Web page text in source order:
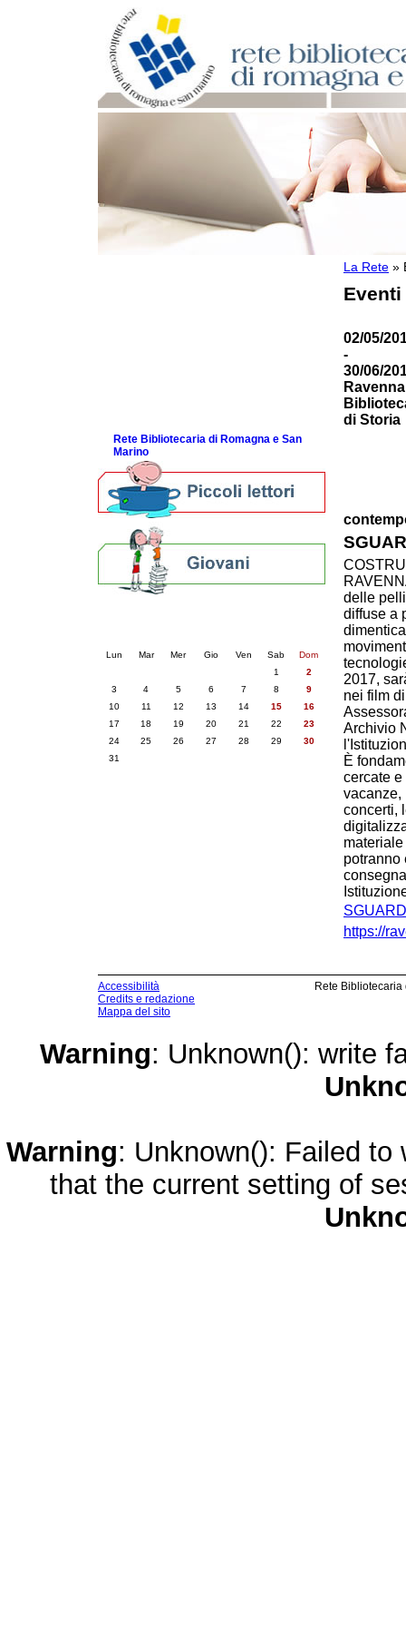
La Rete »
Eventi
02/05/
-
30/06/
di Storia
delle
diffuse a
2017,
nei film
Archivio
È
cercate
vacanze,
concerti,
potranno
https://
Rete Bibliotecaria di Romagna e San
Marino
Lun Mar Mer Gio Ven Sab
Dom
1
2
3
4 5 6 7 8
9
10
11 12 13 14 15
16
17
18 19 20 21 22
23
24
25 26 27 28 29
30
31
Accessibilità
Credits e redazione
Mappa del sito
Rete
Warning: Unknown(): write
Warning: Unknown(): Failed
that the current setting of